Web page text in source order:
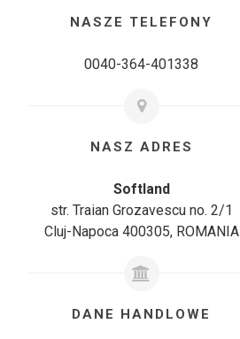
NASZE TELEFONY
0040-364-401338
NASZ ADRES
Softland
str. Traian Grozavescu no. 2/1
Cluj-Napoca 400305, ROMANIA
DANE HANDLOWE